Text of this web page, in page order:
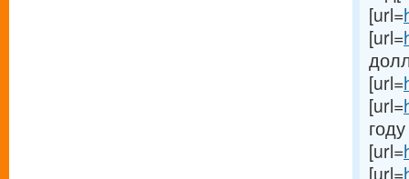
[url=
[url=
[url=
[url=
[url=
[url=